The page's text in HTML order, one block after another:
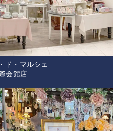
ド・マルシェ
会館店